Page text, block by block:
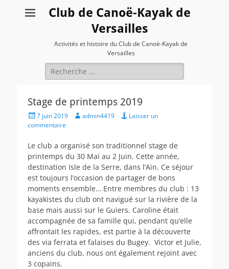
Club de Canoë-Kayak de
Versailles
Activités et histoire du Club de Canoë-Kayak de
Versailles
Rechercher :
Stage de printemps 2019
Posted
on
7 juin 2019 Author
admin4419
Laisser un
commentaire
Le club a organisé son traditionnel stage de
printemps du 30 Mai au 2 Juin. Cette année,
destination Isle de la Serre, dans l’Ain. Ce séjour
est toujours l’occasion de partager de bons
moments ensemble… Entre membres du club : 13
kayakistes du club ont navigué sur la rivière de la
base mais aussi sur le Guiers. Caroline était
accompagnée de sa famille qui, pendant qu’elle
affrontait les rapides, est partie à la découverte
des via ferrata et falaises du Bugey. Victor et Julie,
anciens du club, nous ont également rejoint avec
3 copains.